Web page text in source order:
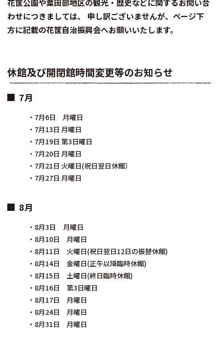
花筐公園や粟田部地区の観光・歴史などに関するお問い合
わせにつきましては、 申し訳ございませんが、ページ下
方に記載の花筐自治振興会へお願いいたします。
休館及び開閉館時間変更等のお知らせ
7月
・7月6日 月曜日
・7月13日 月曜日
・7月19日 第3日曜日
・7月20日 月曜日
・7月21日 火曜日(祝日翌日休館）
・7月27日 月曜日
8月
・8月3日 月曜日
・8月10日 月曜日
・8月11日 火曜日(祝日翌日12日の振替休館)
・8月14日 金曜日(正午以降臨時休館)
・8月15日 土曜日(終日臨時休館)
・8月16日 第3日曜日
・8月17日 月曜日
・8月24日 月曜日
・8月31日 月曜日